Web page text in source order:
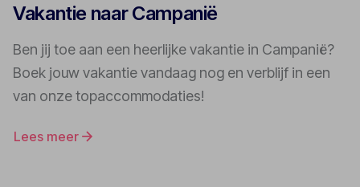
Vakantie naar Campanië
Ben jij toe aan een heerlijke vakantie in Campanië?
Boek jouw vakantie vandaag nog en verblijf in een
van onze topaccommodaties!
Lees meer